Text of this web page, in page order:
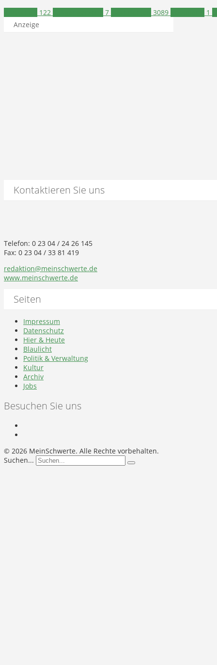
122 7 3089 1
Anzeige
Kontaktieren Sie uns
Telefon: 0 23 04 / 24 26 145
Fax: 0 23 04 / 33 81 419
redaktion@meinschwerte.de
www.meinschwerte.de
Seiten
Impressum
Datenschutz
Hier & Heute
Blaulicht
Politik & Verwaltung
Kultur
Archiv
Jobs
Besuchen Sie uns
© 2026 MeinSchwerte. Alle Rechte vorbehalten.
Suchen...